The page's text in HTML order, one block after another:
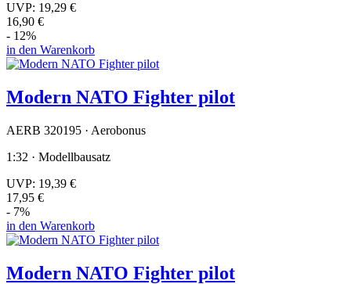
UVP: 19,29 €
16,90 €
- 12%
in den Warenkorb
Modern NATO Fighter pilot
AERB 320195 · Aerobonus
1:32 · Modellbausatz
UVP: 19,39 €
17,95 €
- 7%
in den Warenkorb
Modern NATO Fighter pilot